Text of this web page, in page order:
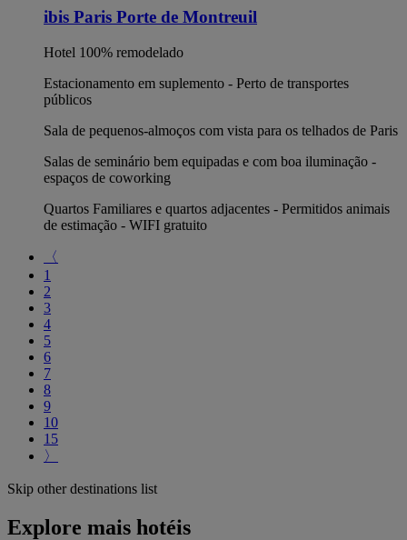
ibis Paris Porte de Montreuil
Hotel 100% remodelado
Estacionamento em suplemento - Perto de transportes
públicos
Sala de pequenos-almoços com vista para os telhados de Paris
Salas de seminário bem equipadas e com boa iluminação -
espaços de coworking
Quartos Familiares e quartos adjacentes - Permitidos animais
de estimação - WIFI gratuito
〈
1
2
3
4
5
6
7
8
9
10
15
〉
Skip other destinations list
Explore mais hotéis